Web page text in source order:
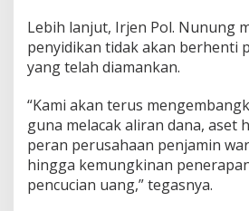
Lebih lanjut, Irjen Pol. Nunung
penyidikan tidak akan berhenti
yang telah diamankan.
“Kami akan terus
guna melacak aliran dana, aset
peran perusahaan penjamin
hingga kemungkinan
pencucian uang,” tegasnya.